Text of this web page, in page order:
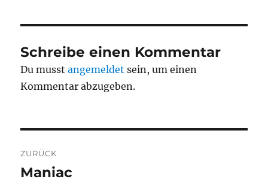
Schreibe einen Kommentar
Du musstangemeldet sein, um einen
Kommentar abzugeben.
ZURÜCK
Vorheriger
Maniac